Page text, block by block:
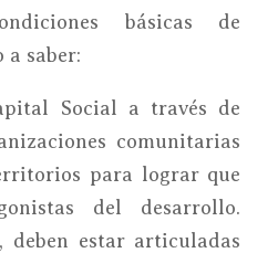
básicas de
saber:
Social a través de
comunitarias
para lograr que
del desarrollo.
deben estar articuladas